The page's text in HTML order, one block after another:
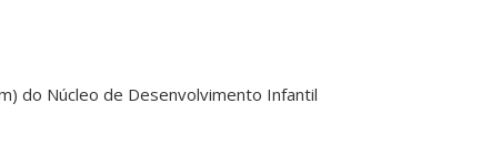
do Núcleo de Desenvolvimento Infantil